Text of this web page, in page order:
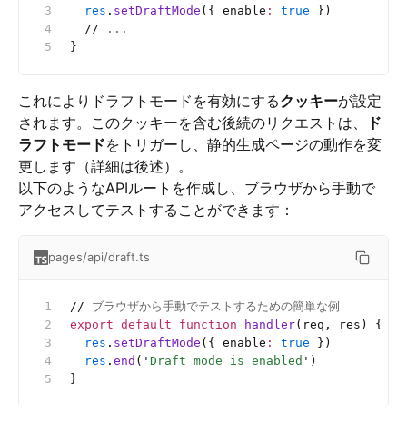
  res
. setDraftMode ({ enable : true })
  //
...
}
これによりドラフトモードを有効にするクッキーが設定
されます。このクッキーを含む後続のリクエストは、
ド
ラフトモードをトリガーし、静的生成ページの動作を変
更します（詳細は後述）。
以下のようなAPIルートを作成し、ブラウザから手動で
アクセスしてテストすることができます：
pages/api/draft.ts
// ブラウザから手動でテストするための簡単な例
export default function handler(req, res) {
  res
. setDraftMode ({ enable : true })
  res
. end ( ' Draft mode is enabled ' )
}